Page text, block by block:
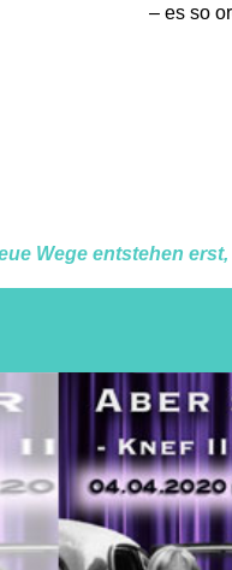
– es so
Wege entstehen